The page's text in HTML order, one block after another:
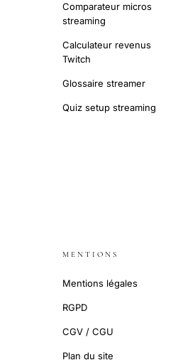
Comparateur micros
streaming
Calculateur revenus
Twitch
Glossaire streamer
Quiz setup streaming
MENTIONS
Mentions légales
RGPD
CGV / CGU
Plan du site